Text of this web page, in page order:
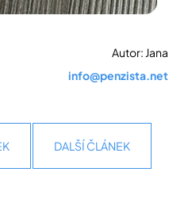
Autor: Jana
info@penzista.net
DALŠÍ ČLÁNEK